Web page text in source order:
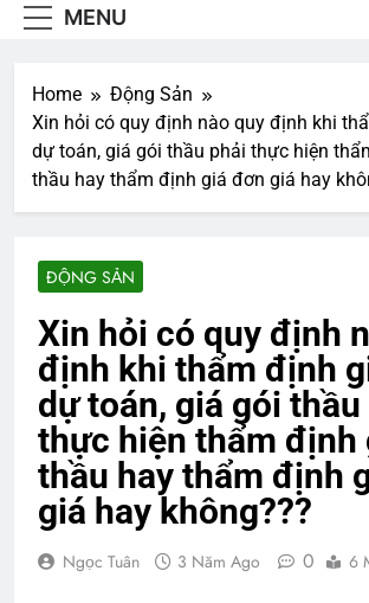
MENU
Home
Động Sản
Xin hỏi có quy định nào quy định khi
dự toán, giá gói thầu phải thực hiện
thầu hay thẩm định giá đơn giá hay
ĐỘNG SẢN
Xin hỏi có quy định
định khi thẩm định
dự toán, giá gói thầu
thực hiện thẩm định
thầu hay thẩm định
giá hay không???
Ngọc Tuân 3 Năm Ago 0 6